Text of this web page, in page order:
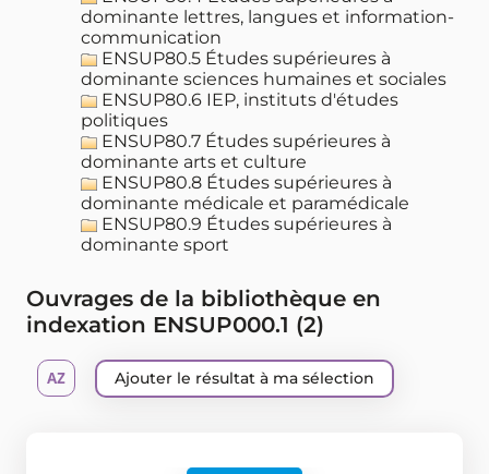
dominante lettres, langues et information-
communication
ENSUP80.5 Études supérieures à
dominante sciences humaines et sociales
ENSUP80.6 IEP, instituts d'études
politiques
ENSUP80.7 Études supérieures à
dominante arts et culture
ENSUP80.8 Études supérieures à
dominante médicale et paramédicale
ENSUP80.9 Études supérieures à
dominante sport
Ouvrages de la bibliothèque en
indexation ENSUP000.1 (2)
Ajouter le résultat à ma sélection